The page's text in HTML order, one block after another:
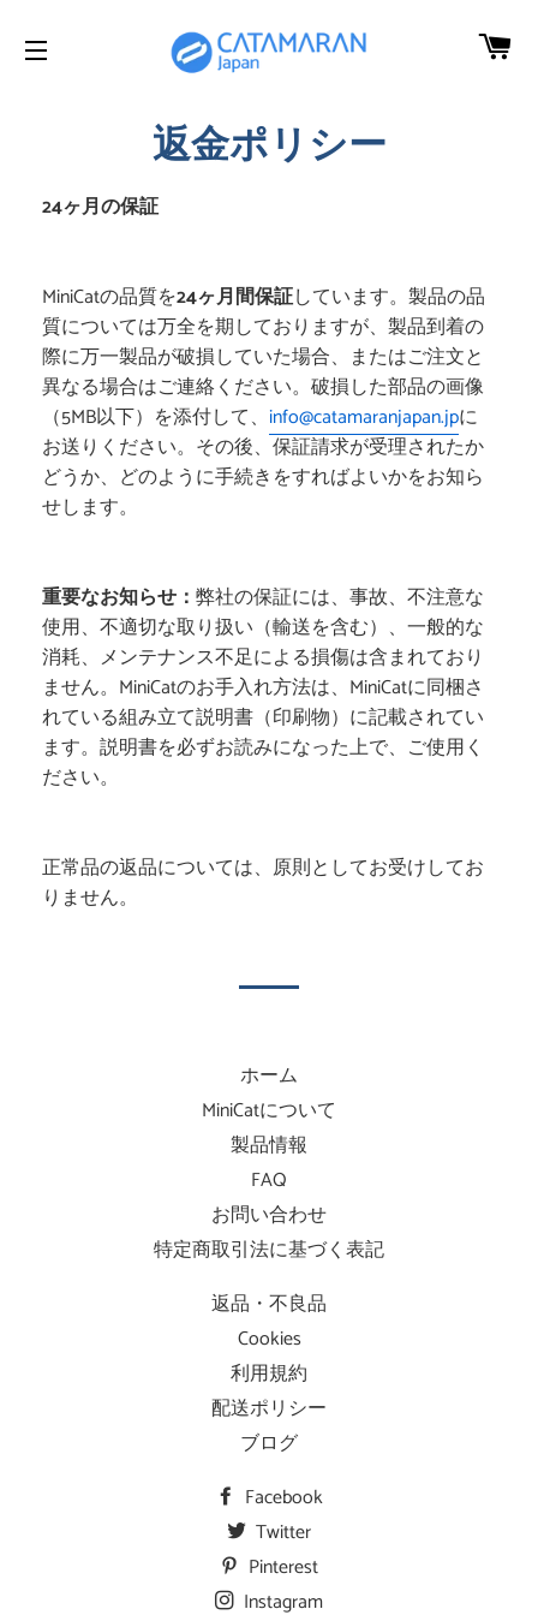
返金ポリシー
24ヶ月の保証
MiniCatの品質を24ヶ月間保証しています。製品の品
質については万全を期しておりますが、製品到着の
際に万一製品が破損していた場合、またはご注文と
異なる場合はご連絡ください。破損した部品の画像
（5MB以下）を添付して、 info@catamaranjapan.jpに
お送りください。その後、保証請求が受理されたか
どうか、どのように手続きをすればよいかをお知ら
せします。
重要なお知らせ： 弊社の保証には、事故、不注意な
使用、不適切な取り扱い（輸送を含む）、一般的な
消耗、メンテナンス不足による損傷は含まれており
ません。MiniCatのお手入れ方法は、MiniCatに同梱さ
れている組み立て説明書（印刷物）に記載されてい
ます。説明書を必ずお読みになった上で、ご使用く
ださい。
正常品の返品については、原則としてお受けしてお
りません。
ホーム
MiniCatについて
製品情報
FAQ
お問い合わせ
特定商取引法に基づく表記
返品・不良品
Cookies
利用規約
配送ポリシー
ブログ
Facebook
Twitter
Pinterest
Instagram